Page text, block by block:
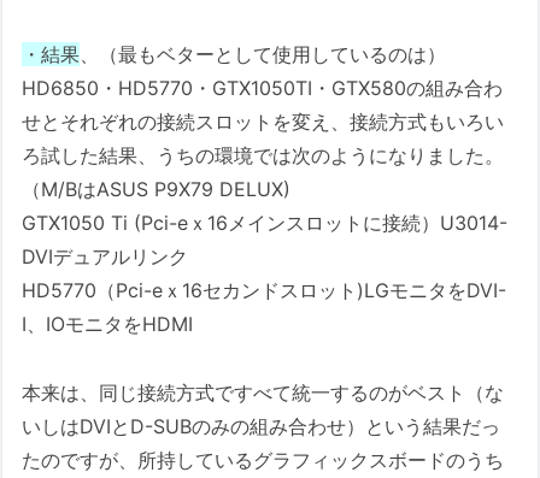
・結果 、（最もベターとして使用しているのは）
HD6850・HD5770・GTX1050TI・GTX580の組み合わ
せとそれぞれの接続スロットを変え、接続方式もいろい
ろ試した結果、うちの環境では次のようになりました。
（M/BはASUS P9X79 DELUX)
GTX1050 Ti (Pci-eｘ16メインスロットに接続）U3014-
DVIデュアルリンク
HD5770（Pci-eｘ16セカンドスロット)LGモニタをDVI-
I、IOモニタをHDMI
本来は、同じ接続方式ですべて統一するのがベスト（な
いしはDVIとD-SUBのみの組み合わせ）という結果だっ
たのですが、所持しているグラフィックスボードのうち